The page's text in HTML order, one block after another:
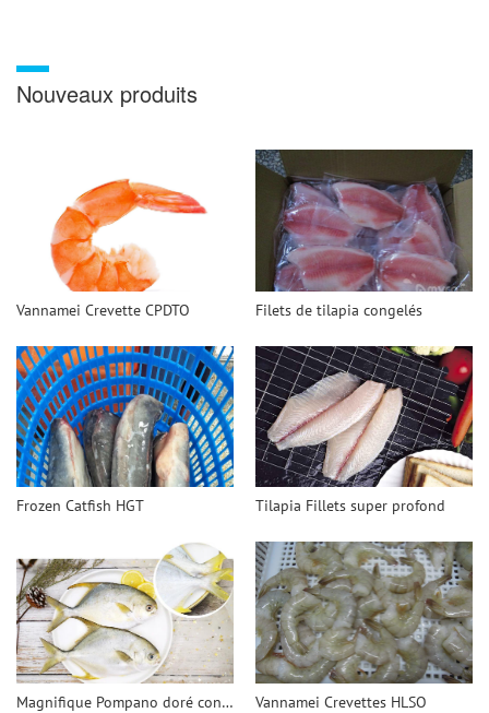
Nouveaux produits
Vannamei Crevette CPDTO Filets de tilapia congelés
Frozen Catfish HGT Tilapia Fillets super profond
Magnifique Pompano doré congelé Vannamei Crevettes HLSO